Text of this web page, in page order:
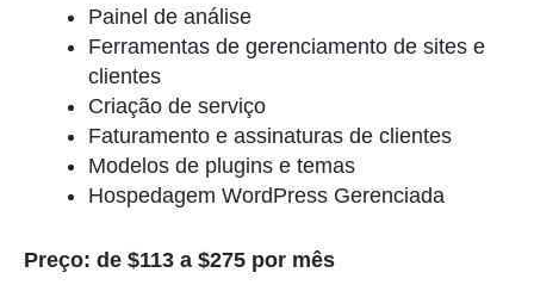
Painel de análise
Ferramentas de gerenciamento de sites e
clientes
Criação de serviço
Faturamento e assinaturas de clientes
Modelos de plugins e temas
Hospedagem WordPress Gerenciada
Preço: de $113 a $275 por mês